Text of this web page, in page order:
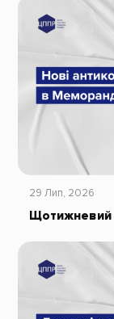
29 Лип, 2026
Щотижневий